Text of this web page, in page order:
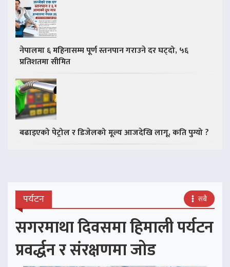
नेपालमा ६ महिनासम्म पूर्ण स्तनपान गराउने दर घट्दो, ५६
प्रतिशतमा सीमित
बढाइएको पेट्रोल र डिजेलको मूल्य आजदेखि लागू, कति पुग्यो ?
पर्यटन सबै
सगरमाथा दिवसमा हिमाली पर्यटन
प्रवर्द्धन र संरक्षणमा जोड